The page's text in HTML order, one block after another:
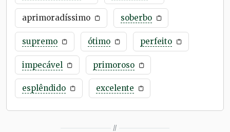
aprimoradíssimo soberbo
supremo ótimo perfeito
impecável primoroso
esplêndido excelente
//